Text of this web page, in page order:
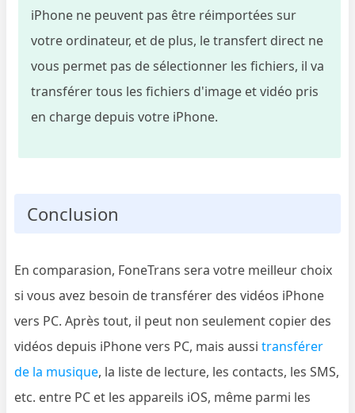
iPhone ne peuvent pas être réimportées sur
votre ordinateur, et de plus, le transfert direct ne
vous permet pas de sélectionner les fichiers, il va
transférer tous les fichiers d'image et vidéo pris
en charge depuis votre iPhone.
Conclusion
En comparasion, FoneTrans sera votre meilleur choix
si vous avez besoin de transférer des vidéos iPhone
vers PC. Après tout, il peut non seulement copier des
vidéos depuis iPhone vers PC, mais aussitransférer
de la musique, la liste de lecture, les contacts, les SMS,
etc. entre PC et les appareils iOS, même parmi les